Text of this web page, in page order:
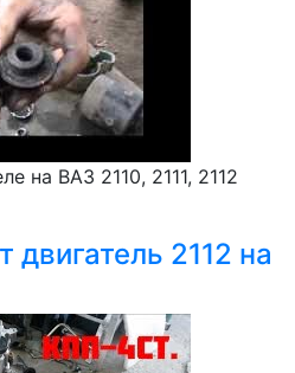
на ВАЗ 2110, 2111, 2112
двигатель 2112 на